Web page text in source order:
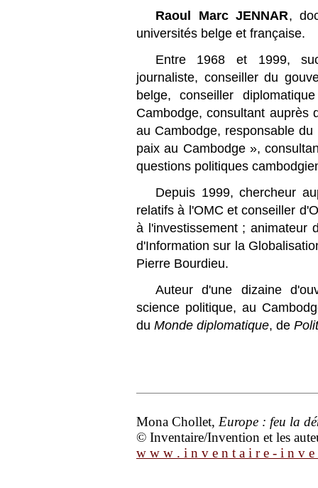
Raoul Marc JENNAR,
universités belge et française.
Entre 1968 et 1999,
journaliste, conseiller du
belge, conseiller
Cambodge, consultant auprès
au Cambodge, responsable
paix au Cambodge »,
questions politiques
Depuis 1999, chercheur
relatifs à l'OMC et conseiller
à l'investissement ; animateur
d'Information sur la
Pierre Bourdieu.
Auteur d'une dizaine
science politique, au
du Monde diplomatique, de
Mona Chollet, Europe : feu la
© Inventaire/Invention et les
w w w . i n v e n t a i r e - i n v